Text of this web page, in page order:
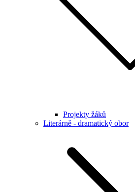
Projekty žáků
Literárně - dramatický obor